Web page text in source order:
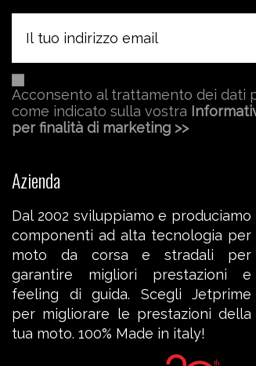
Acconsento al trattamento dei dati
come indicato sulla vostra
per finalità di marketing >>
Azienda
Dal 2002 sviluppiamo e produciamo
componenti ad alta tecnologia per
moto da corsa e stradali per
garantire migliori prestazioni e
feeling di guida. Scegli Jetprime
per migliorare le prestazioni della
tua moto. 100% Made in italy!